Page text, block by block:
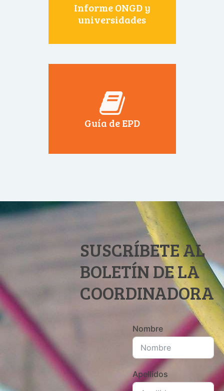
Informe ONGD y
universidades
Guía de EPD
SUSCRÍBETE AL
BOLETÍN DE LA
COORDINADORA
Nombre
Apellidos